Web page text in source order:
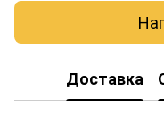
Доставка